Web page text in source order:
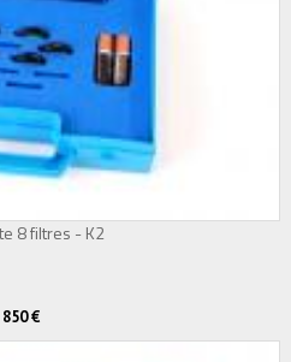
8 filtres - K2
850 €